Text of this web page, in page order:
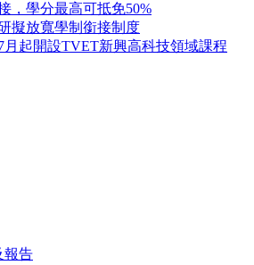
，學分最高可抵免50%
擬放寬學制銜接制度
月起開設TVET新興高科技領域課程
報告